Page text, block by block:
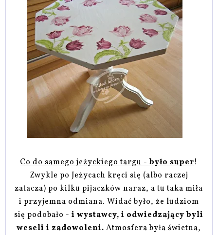
Co do samego jeżyckiego targu -było super!
Zwykle po Jeżycach kręci się (albo raczej
zatacza) po kilku pijaczków naraz, a tu taka miła
i przyjemna odmiana. Widać było, że ludziom
się podobało -i wystawcy, i odwiedzający byli
weseli i zadowoleni. Atmosfera była świetna,